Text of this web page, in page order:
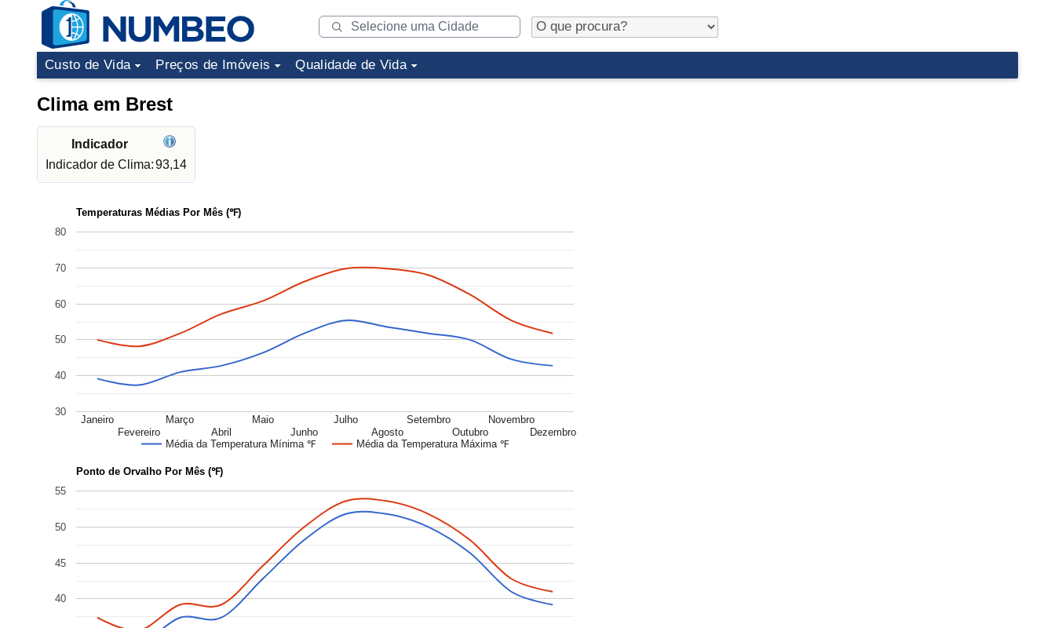
Custo de Vida Preços de Imóveis Qualidade de Vida
Clima em Brest
Indicador
Indicador de Clima:93,14
Temperaturas Médias Por Mês (℉)
Média da Temperatura Mínima ℉ Média da Temperatura Máxima ℉
Janeiro
Fevereiro
Março
Abril
Maio
Junho
Julho
Agosto
Setembro
Outubro
Novembro
Dezembro
30
40
50
60
70
80
Ponto de Orvalho Por Mês (℉)
40
45
50
55